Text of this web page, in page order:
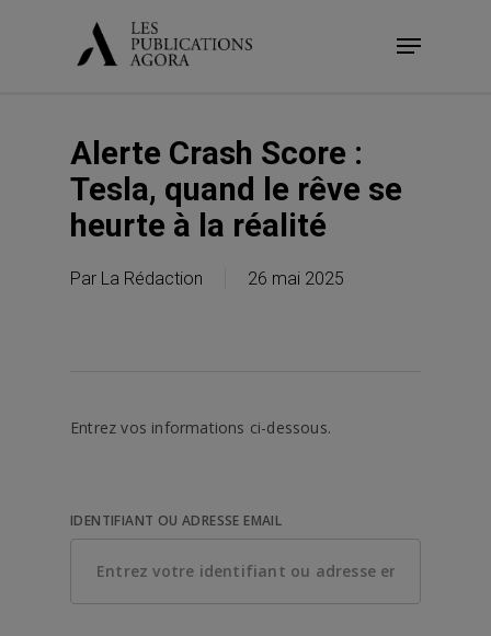
Menu
Alerte Crash Score :
Tesla, quand le rêve se
heurte à la réalité
Par La Rédaction 26 mai 2025
Entrez vos informations ci-dessous.
IDENTIFIANT OU ADRESSE EMAIL